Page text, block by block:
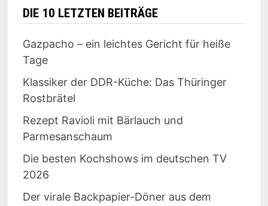
DIE 10 LETZTEN BEITRÄGE
Gazpacho – ein leichtes Gericht für heiße
Tage
Klassiker der DDR-Küche: Das Thüringer
Rostbrätel
Rezept Ravioli mit Bärlauch und
Parmesanschaum
Die besten Kochshows im deutschen TV
2026
Der virale Backpapier-Döner aus dem